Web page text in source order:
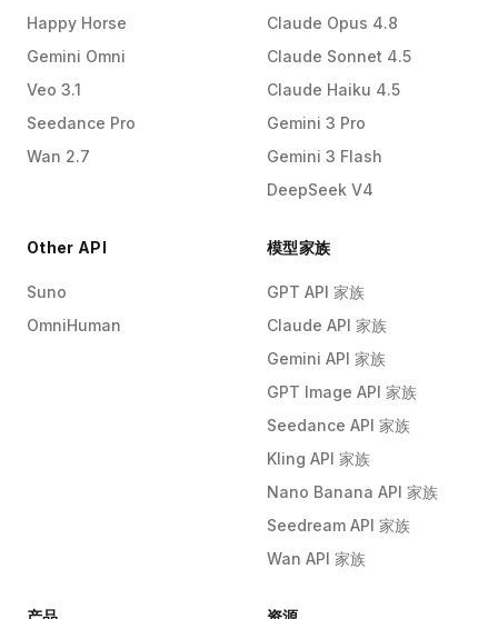
Happy Horse
Gemini Omni
Veo 3.1
Seedance Pro
Wan 2.7
Claude Opus 4.8
Claude Sonnet 4.5
Claude Haiku 4.5
Gemini 3 Pro
Gemini 3 Flash
DeepSeek V4
Other API
Suno
OmniHuman
模型家族
GPT API 家族
Claude API 家族
Gemini API 家族
GPT Image API 家族
Seedance API 家族
Kling API 家族
Nano Banana API 家族
Seedream API 家族
Wan API 家族